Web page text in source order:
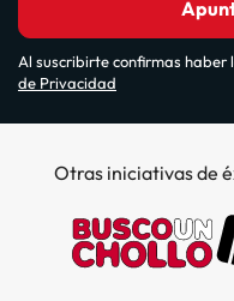
Al suscribirte confirmas haber
de Privacidad
Otras iniciativas de